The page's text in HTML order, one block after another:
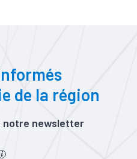
de la région
notre newsletter